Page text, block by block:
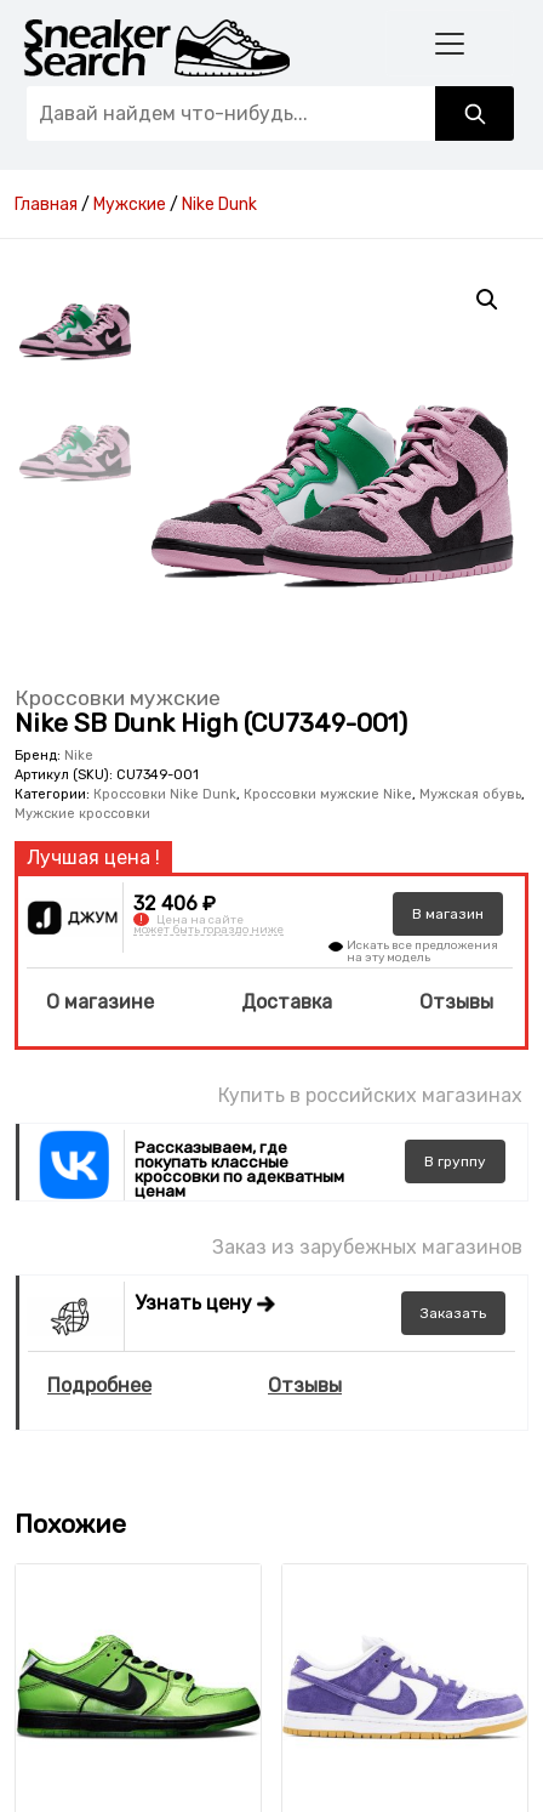
Главная / Мужские / Nike Dunk
Кроссовки мужские
Nike SB Dunk High (CU7349-001)
Бренд: Nike
Артикул (SKU): CU7349-001
Категории: Кроссовки Nike Dunk, Кроссовки мужские Nike, Мужская обувь,
Мужские кроссовки
32 406 ₽
! Цена на сайте
может быть гораздо ниже
В магазин
Искать все предложения
на эту модель
О магазине Доставка Отзывы
Купить в российских магазинах
Рассказываем, где
покупать классные
кроссовки по адекватным
ценам
В группу
Заказ из зарубежных магазинов
Узнать цену Заказать
Подробнее Отзывы
Похожие